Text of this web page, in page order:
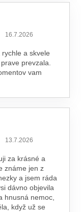
obchodu je 5 z 5
16.7.2026
a skvele
prevzala.
vam
obchodu je 5 z 5
13.7.2026
za krásné a
známe jen z
a jsem ráda
dávno objevila
hnusná nemoc,
když už se